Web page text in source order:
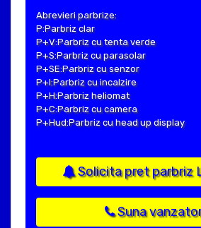
Abrevieri parbrize:
P:Parbriz clar
P+V:Parbriz cu tenta verde
P+S:Parbriz cu parasolar
P+SE:Parbriz cu senzor
P+I:Parbriz cu incalzire
P+H:Parbriz heliomat
P+C:Parbriz cu camera
P+Hud:Parbriz cu head up display
Solicita pret parbriz
Suna